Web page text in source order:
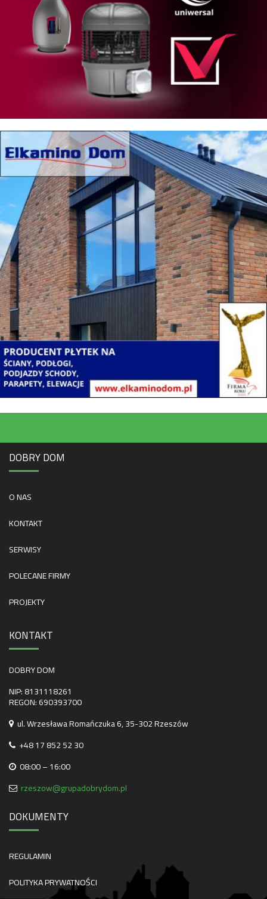
DOBRY DOM
O NAS
KONTAKT
SERWISY
POLECANE FIRMY
PROJEKTY
KONTAKT
DOBRY DOM
NIP: 8131118261
REGON: 690393700
ul. Wrzesława Romańczuka 6, 35-302 Rzeszów
+48 17 852 52 30
08:00 – 16:00
rzeszow@grupadobrydom.pl
DOKUMENTY
REGULAMIN
POLITYKA PRYWATNOŚCI